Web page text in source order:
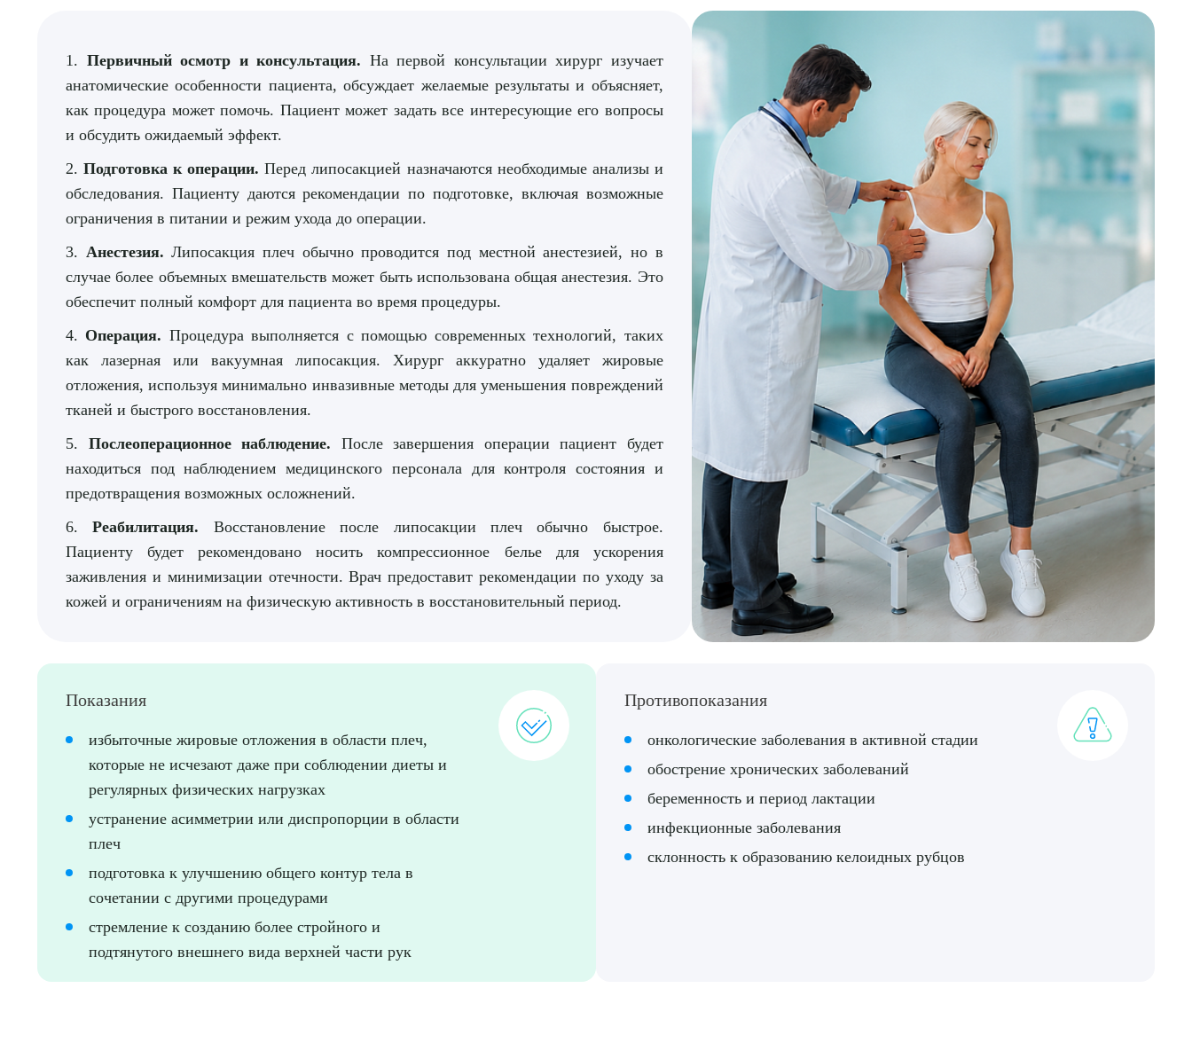
1. Первичный осмотр и консультация. На первой консультации хирург изучает
анатомические особенности пациента, обсуждает желаемые результаты и объясняет,
как процедура может помочь. Пациент может задать все интересующие его вопросы
и обсудить ожидаемый эффект.
2.Подготовка к операции. Перед липосакцией назначаются необходимые анализы и
обследования. Пациенту даются рекомендации по подготовке, включая возможные
ограничения в питании и режим ухода до операции.
3. Анестезия.Липосакция плеч обычно проводится под местной анестезией, но в
случае более объемных вмешательств может быть использована общая анестезия. Это
обеспечит полный комфорт для пациента во время процедуры.
4. Операция. Процедура выполняется с помощью современных технологий, таких
как лазерная или вакуумная липосакция. Хирург аккуратно удаляет жировые
отложения, используя минимально инвазивные методы для уменьшения повреждений
тканей и быстрого восстановления.
5. Послеоперационное наблюдение. После завершения операции пациент будет
находиться под наблюдением медицинского персонала для контроля состояния и
предотвращения возможных осложнений.
6. Реабилитация. Восстановление после липосакции плеч обычно быстрое.
Пациенту будет рекомендовано носить компрессионное белье для ускорения
заживления и минимизации отечности. Врач предоставит рекомендации по уходу за
кожей и ограничениям на физическую активность в восстановительный период.
Показания
избыточные жировые отложения в области плеч,
которые не исчезают даже при соблюдении диеты и
регулярных физических нагрузках
устранение асимметрии или диспропорции в области
плеч
подготовка к улучшению общего контур тела в
сочетании с другими процедурами
стремление к созданию более стройного и
подтянутого внешнего вида верхней части рук
Противопоказания
онкологические заболевания в активной стадии
обострение хронических заболеваний
беременность и период лактации
инфекционные заболевания
склонность к образованию келоидных рубцов
ОТПРАВИТЬ Я даю согласие на
Выберите сопутствующую услугу
ПОДТВЕРДИТЬ